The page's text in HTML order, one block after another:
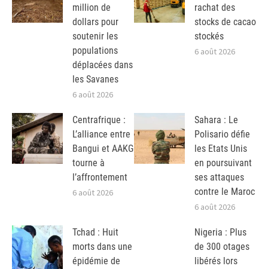
million de
dollars pour
soutenir les
populations
déplacées dans
les Savanes
6 août 2026
rachat des
stocks de cacao
stockés
6 août 2026
Centrafrique :
L’alliance entre
Bangui et AAKG
tourne à
l’affrontement
6 août 2026
Sahara : Le
Polisario défie
les Etats Unis
en poursuivant
ses attaques
contre le Maroc
6 août 2026
Tchad : Huit
morts dans une
épidémie de
Nigeria : Plus
de 300 otages
libérés lors